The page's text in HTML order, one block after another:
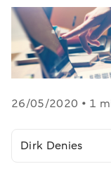
26/05/2020 • 1
Dirk Denies